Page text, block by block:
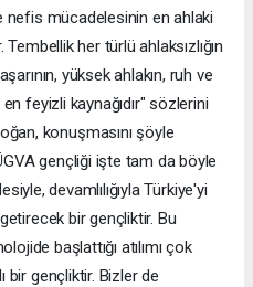
mücadelesinin en ahlaki
her türlü ahlaksızlığın
yüksek ahlakın, ruh ve
en feyizli kaynağıdır" sözlerini
konuşmasını şöyle
gençliği işte tam da böyle
devamlılığıyla Türkiye'yi
bir gençliktir. Bu
başlattığı atılımı çok
bir gençliktir. Bizler de